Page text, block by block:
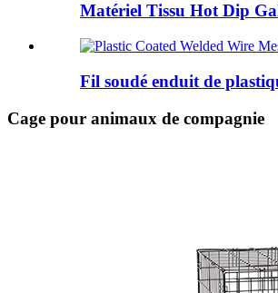
Matériel Tissu Hot Dip
Fil soudé enduit de
Cage pour animaux de compagnie